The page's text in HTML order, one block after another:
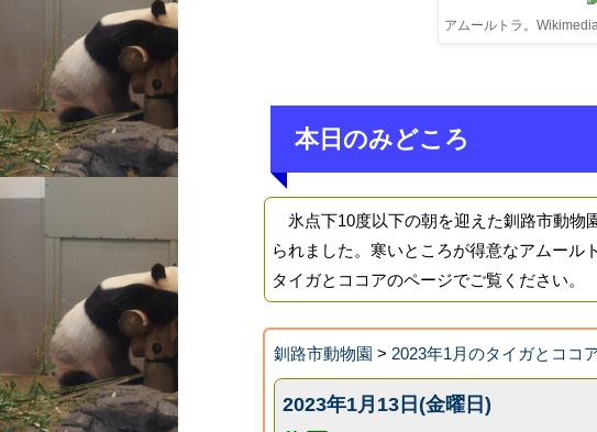
アムールトラ。
本日のみどころ
氷点下10度以下の朝を迎えた釧路市動物
られました。寒いところが得意なアムール
タイガとココアのページでご覧ください。
釧路市動物園 > 2023年1月のタイガとココ
2023年1月13日(金曜日)